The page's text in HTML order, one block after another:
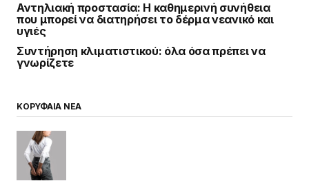
Αντηλιακή προστασία: Η καθημερινή συνήθεια
που μπορεί να διατηρήσει το δέρμα νεανικό και
υγιές
Συντήρηση κλιματιστικού: όλα όσα πρέπει να
γνωρίζετε
ΚΟΡΥΦΑΙΑ ΝΕΑ